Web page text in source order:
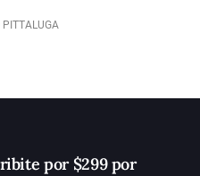
por $299 por